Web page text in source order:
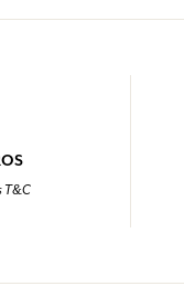
T&C